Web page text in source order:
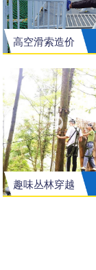
高空滑索造价
趣味丛林穿越